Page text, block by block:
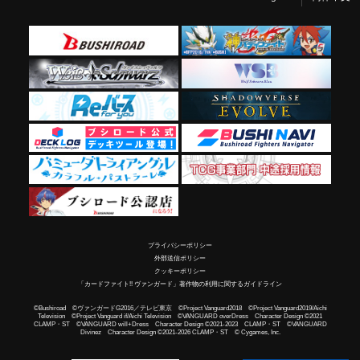
プライバシーポリシー
外部送信ポリシー
クッキーポリシー
「カードファイト!! ヴァンガード」著作物の利用に関するガイドライン
©Bushiroad ©ヴァンガードG2016／テレビ東京 ©Project Vanguard2018 ©Project Vanguard2019/Aichi
Television ©Project Vanguard if/Aichi Television ©VANGUARD overDress Character Design ©2021
CLAMP・ST ©VANGUARD will+Dress Character Design ©2021-2023 CLAMP・ST ©VANGUARD
Divinez Character Design ©2021-2026 CLAMP・ST © Cygames, Inc.